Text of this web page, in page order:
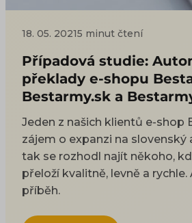
18. 05. 20215 minut čtení
Případová studie:
překlady e-shopu
Bestarmy.sk a
Jeden z našich klientů e-shop
zájem o expanzi na slovenský
tak se rozhodl najít někoho,
přeloží kvalitně, levně a rychle.
příběh.